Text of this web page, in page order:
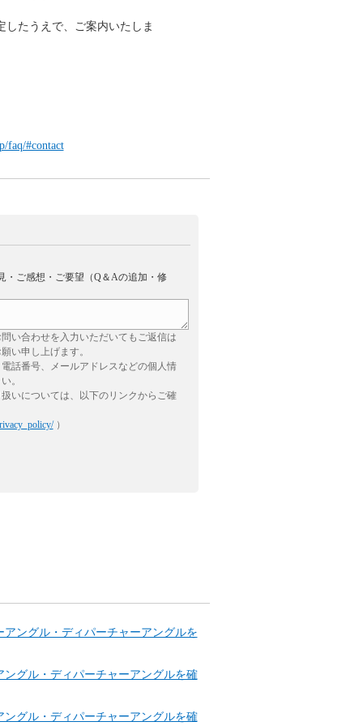
たうえで、ご案内いたしま
faq/#contact
・ご感想・ご要望（Q＆Aの追加・修
い合わせを入力いただいてもご返信は
い申し上げます。
話番号、メールアドレスなどの個人情
。
いについては、以下のリンクからご確
）
ングル・ディパーチャーアングルを
グル・ディパーチャーアングルを確
グル・ディパーチャーアングルを確